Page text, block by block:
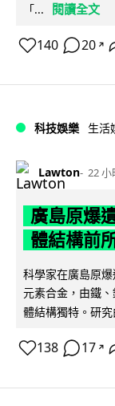
「...
閱讀全文
140 20 ↗
科技娛樂 生活
Lawton 22 小
廣島原爆
體結構前
科學家在廣島原
元素合金，由鐵
體結構獨特。研
138 17 ↗